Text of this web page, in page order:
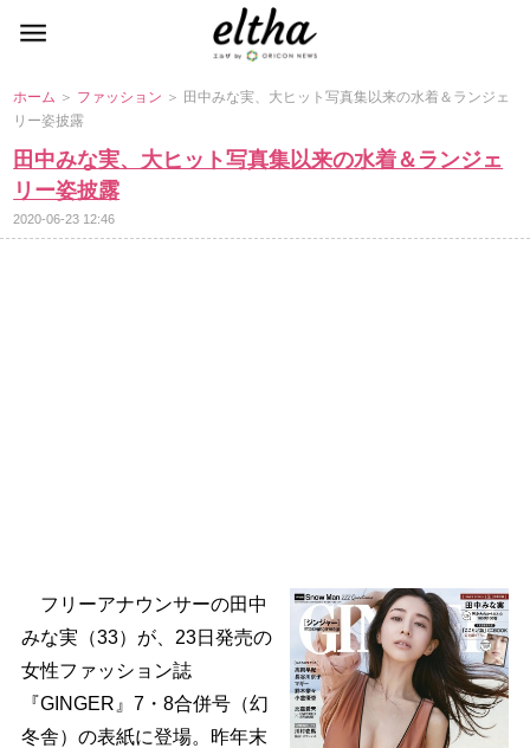
ホーム ＞ ファッション ＞ 田中みな実、大ヒット写真集以来の水着＆ランジェ
リー姿披露
田中みな実、大ヒット写真集以来の水着＆ランジェ
リー姿披露
2020-06-23 12:46
フリーアナウンサーの田中
みな実（33）が、23日発売の
女性ファッション誌
『GINGER』7・8合併号（幻
冬舎）の表紙に登場。昨年末